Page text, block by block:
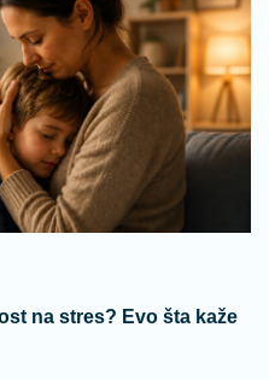
na stres? Evo šta kaže